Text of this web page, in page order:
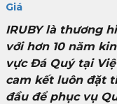
Giá
IRUBY là thương
với hơn 10 năm
vực Đá Quý tại
cam kết luôn đặt
đầu để phục vụ